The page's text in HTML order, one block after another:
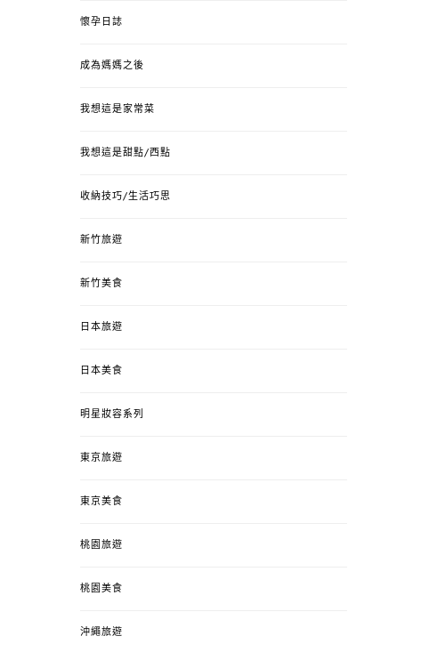
懷孕日誌
成為媽媽之後
我想這是家常菜
我想這是甜點/西點
收納技巧/生活巧思
新竹旅遊
新竹美食
日本旅遊
日本美食
明星妝容系列
東京旅遊
東京美食
桃園旅遊
桃園美食
沖繩旅遊